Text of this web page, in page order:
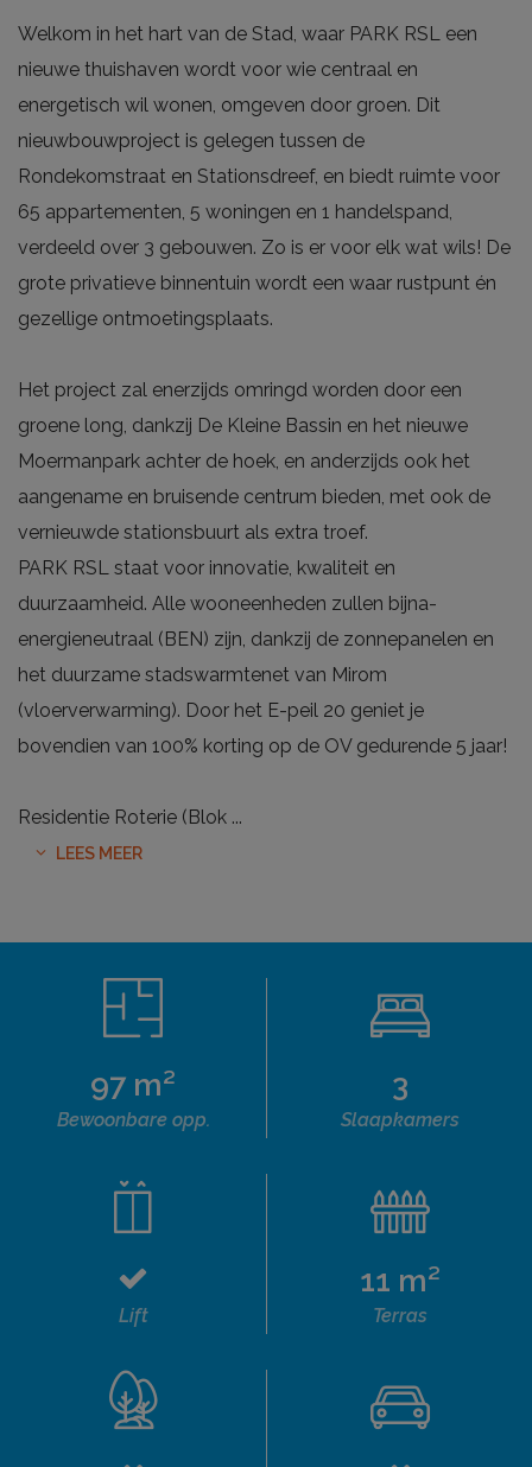
Welkom in het hart van de Stad, waar PARK RSL een
nieuwe thuishaven wordt voor wie centraal en
energetisch wil wonen, omgeven door groen. Dit
nieuwbouwproject is gelegen tussen de
Rondekomstraat en Stationsdreef, en biedt ruimte voor
65 appartementen, 5 woningen en 1 handelspand,
verdeeld over 3 gebouwen. Zo is er voor elk wat wils! De
grote privatieve binnentuin wordt een waar rustpunt én
gezellige ontmoetingsplaats.
Het project zal enerzijds omringd worden door een
groene long, dankzij De Kleine Bassin en het nieuwe
Moermanpark achter de hoek, en anderzijds ook het
aangename en bruisende centrum bieden, met ook de
vernieuwde stationsbuurt als extra troef.
PARK RSL staat voor innovatie, kwaliteit en
duurzaamheid. Alle wooneenheden zullen bijna-
energieneutraal (BEN) zijn, dankzij de zonnepanelen en
het duurzame stadswarmtenet van Mirom
(vloerverwarming). Door het E-peil 20 geniet je
bovendien van 100% korting op de OV gedurende 5 jaar!
Residentie Roterie (Blok ...
LEES MEER
97 m²
Bewoonbare opp.
3
Slaapkamers
Lift
11 m²
Terras